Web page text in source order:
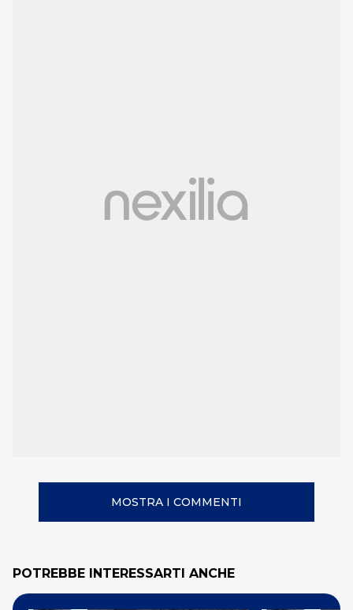
MOSTRA I COMMENTI
POTREBBE INTERESSARTI ANCHE